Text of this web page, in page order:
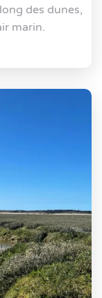
des dunes,
marin.